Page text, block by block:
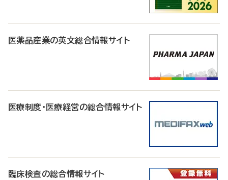
医薬品産業の英文総合情報サイト
医療制度・医療経営の総合情報サイト
臨床検査の総合情報サイト